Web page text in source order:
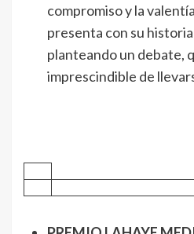
compromiso y la
presenta con su
planteando un debate,
imprescindible de